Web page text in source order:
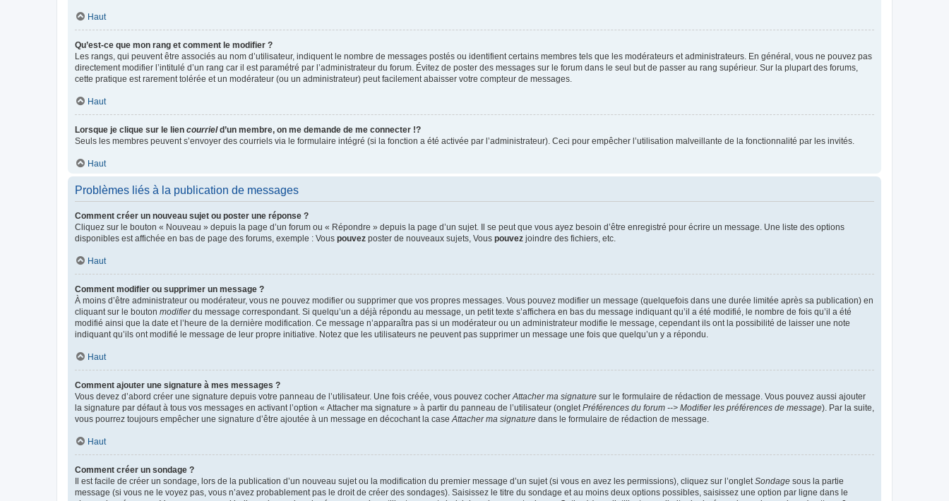
Haut
Qu’est-ce que mon rang et comment le modifier ?
Les rangs, qui peuvent être associés au nom d’utilisateur, indiquent le nombre de messages postés ou identifient certains membres tels que les modérateurs et administrateurs. En général, vous ne pouvez pas
directement modifier l’intitulé d’un rang car il est paramétré par l’administrateur du forum. Évitez de poster des messages sur le forum dans le seul but de passer au rang supérieur. Sur la plupart des forums,
cette pratique est rarement tolérée et un modérateur (ou un administrateur) peut facilement abaisser votre compteur de messages.
Haut
Lorsque je clique sur le lien courrield’un membre, on me demande de me connecter !?
Seuls les membres peuvent s’envoyer des courriels via le formulaire intégré (si la fonction a été activée par l’administrateur). Ceci pour empêcher l’utilisation malveillante de la fonctionnalité par les invités.
Haut
Problèmes liés à la publication de messages
Comment créer un nouveau sujet ou poster une réponse ?
Cliquez sur le bouton « Nouveau » depuis la page d’un forum ou « Répondre » depuis la page d’un sujet. Il se peut que vous ayez besoin d’être enregistré pour écrire un message. Une liste des options
disponibles est affichée en bas de page des forums, exemple : Vous pouvez poster de nouveaux sujets, Vous pouvez joindre des fichiers, etc.
Haut
Comment modifier ou supprimer un message ?
À moins d’être administrateur ou modérateur, vous ne pouvez modifier ou supprimer que vos propres messages. Vous pouvez modifier un message (quelquefois dans une durée limitée après sa publication) en
cliquant sur le bouton modifierdu message correspondant. Si quelqu’un a déjà répondu au message, un petit texte s’affichera en bas du message indiquant qu’il a été modifié, le nombre de fois qu’il a été
modifié ainsi que la date et l’heure de la dernière modification. Ce message n’apparaîtra pas si un modérateur ou un administrateur modifie le message, cependant ils ont la possibilité de laisser une note
indiquant qu’ils ont modifié le message de leur propre initiative. Notez que les utilisateurs ne peuvent pas supprimer un message une fois que quelqu’un y a répondu.
Haut
Comment ajouter une signature à mes messages ?
Vous devez d’abord créer une signature depuis votre panneau de l’utilisateur. Une fois créée, vous pouvez cocherAttacher ma signature sur le formulaire de rédaction de message. Vous pouvez aussi ajouter
la signature par défaut à tous vos messages en activant l’option « Attacher ma signature » à partir du panneau de l’utilisateur (ongletPréférences du forum --> Modifier les préférences de message). Par la suite,
vous pourrez toujours empêcher une signature d’être ajoutée à un message en décochant la caseAttacher ma signature dans le formulaire de rédaction de message.
Haut
Comment créer un sondage ?
Il est facile de créer un sondage, lors de la publication d’un nouveau sujet ou la modification du premier message d’un sujet (si vous en avez les permissions), cliquez sur l’ongletSondage sous la partie
message (si vous ne le voyez pas, vous n’avez probablement pas le droit de créer des sondages). Saisissez le titre du sondage et au moins deux options possibles, saisissez une option par ligne dans le